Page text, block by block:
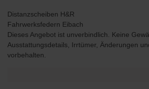
Distanzscheiben H&R
Fahrwerksfedern Eibach
Dieses Angebot ist unverbindlich. Keine
Ausstattungsdetails, Irrtümer, Änderungen
vorbehalten.